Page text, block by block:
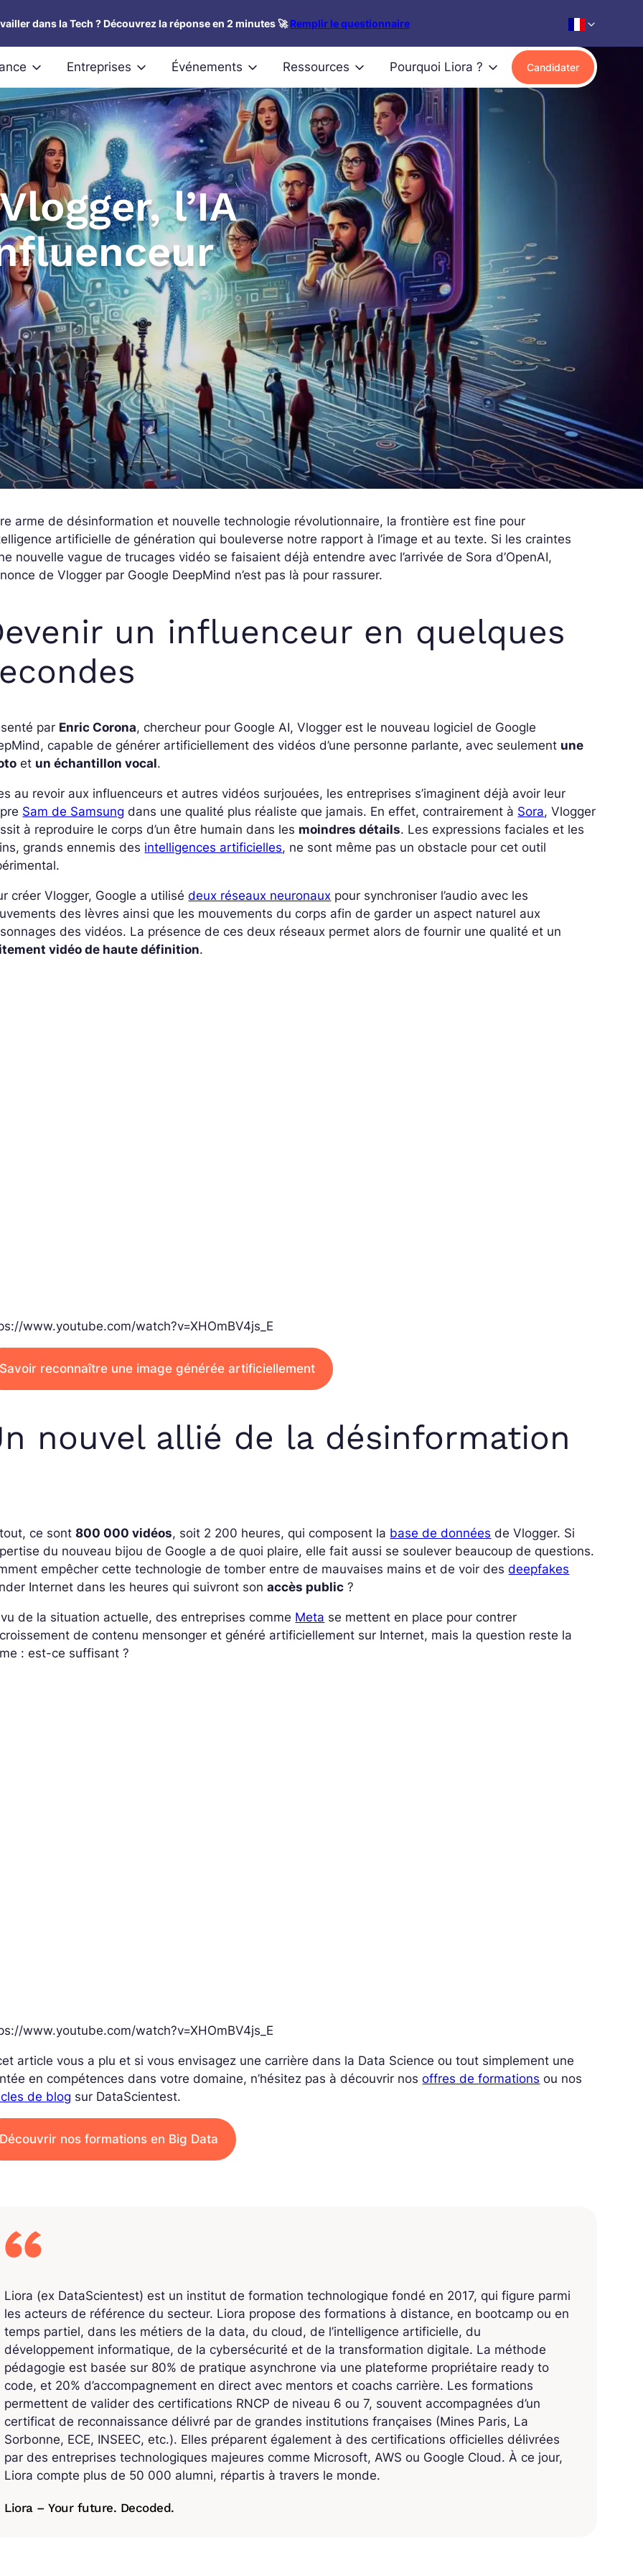
dans la Tech ? Découvrez la réponse en 2 minutes 🚀Remplir le questionnaire
Entreprises Événements Ressources Pourquoi Liora ? Candidater
l’IA
arme de désinformation et nouvelle technologie révolutionnaire, la frontière est fine pour
artificielle de génération qui bouleverse notre rapport à l’image et au texte. Si les craintes
nouvelle vague de trucages vidéo se faisaient déjà entendre avec l’arrivée de Sora d’OpenAI,
de Vlogger par Google DeepMind n’est pas là pour rassurer.
un influenceur en quelques
par Enric Corona, chercheur pour Google AI, Vlogger est le nouveau logiciel de Google
capable de générer artificiellement des vidéos d’une personne parlante, avec seulement une
et un échantillon vocal.
au revoir aux influenceurs et autres vidéos surjouées, les entreprises s’imaginent déjà avoir leur
Sam de Samsung dans une qualité plus réaliste que jamais. En effet, contrairement à Sora, Vlogger
à reproduire le corps d’un être humain dans les moindres détails. Les expressions faciales et les
grands ennemis des intelligences artificielles, ne sont même pas un obstacle pour cet outil
créer Vlogger, Google a utilisédeux réseaux neuronaux pour synchroniser l’audio avec les
des lèvres ainsi que les mouvements du corps afin de garder un aspect naturel aux
des vidéos. La présence de ces deux réseaux permet alors de fournir une qualité et un
vidéo de haute définition.
www.youtube.com/watch?v=XHOmBV4js_E
Savoir reconnaître une image générée artificiellement
nouvel allié de la désinformation
ce sont800 000 vidéos, soit 2 200 heures, qui composent la base de données de Vlogger. Si
du nouveau bijou de Google a de quoi plaire, elle fait aussi se soulever beaucoup de questions.
empêcher cette technologie de tomber entre de mauvaises mains et de voir desdeepfakes
Internet dans les heures qui suivront sonaccès public ?
de la situation actuelle, des entreprises comme Meta se mettent en place pour contrer
de contenu mensonger et généré artificiellement sur Internet, mais la question reste la
: est-ce suffisant ?
www.youtube.com/watch?v=XHOmBV4js_E
article vous a plu et si vous envisagez une carrière dans la Data Science ou tout simplement une
en compétences dans votre domaine, n’hésitez pas à découvrir nosoffres de formations ou nos
de blog sur DataScientest.
Découvrir nos formations en Big Data
Liora (ex DataScientest) est un institut de formation technologique fondé en 2017, qui figure parmi
les acteurs de référence du secteur. Liora propose des formations à distance, en bootcamp ou en
temps partiel, dans les métiers de la data, du cloud, de l’intelligence artificielle, du
développement informatique, de la cybersécurité et de la transformation digitale. La méthode
pédagogie est basée sur 80% de pratique asynchrone via une plateforme propriétaire ready to
code, et 20% d’accompagnement en direct avec mentors et coachs carrière. Les formations
permettent de valider des certifications RNCP de niveau 6 ou 7, souvent accompagnées d’un
certificat de reconnaissance délivré par de grandes institutions françaises (Mines Paris, La
Sorbonne, ECE, INSEEC, etc.). Elles préparent également à des certifications officielles délivrées
par des entreprises technologiques majeures comme Microsoft, AWS ou Google Cloud. À ce jour,
Liora compte plus de 50 000 alumni, répartis à travers le monde.
Liora – Your future. Decoded.